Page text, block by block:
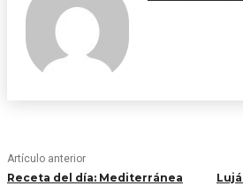
Artículo anterior
Receta del día: Mediterránea